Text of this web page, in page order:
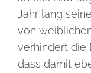
Jahr lang
von
verhindert die
dass damit